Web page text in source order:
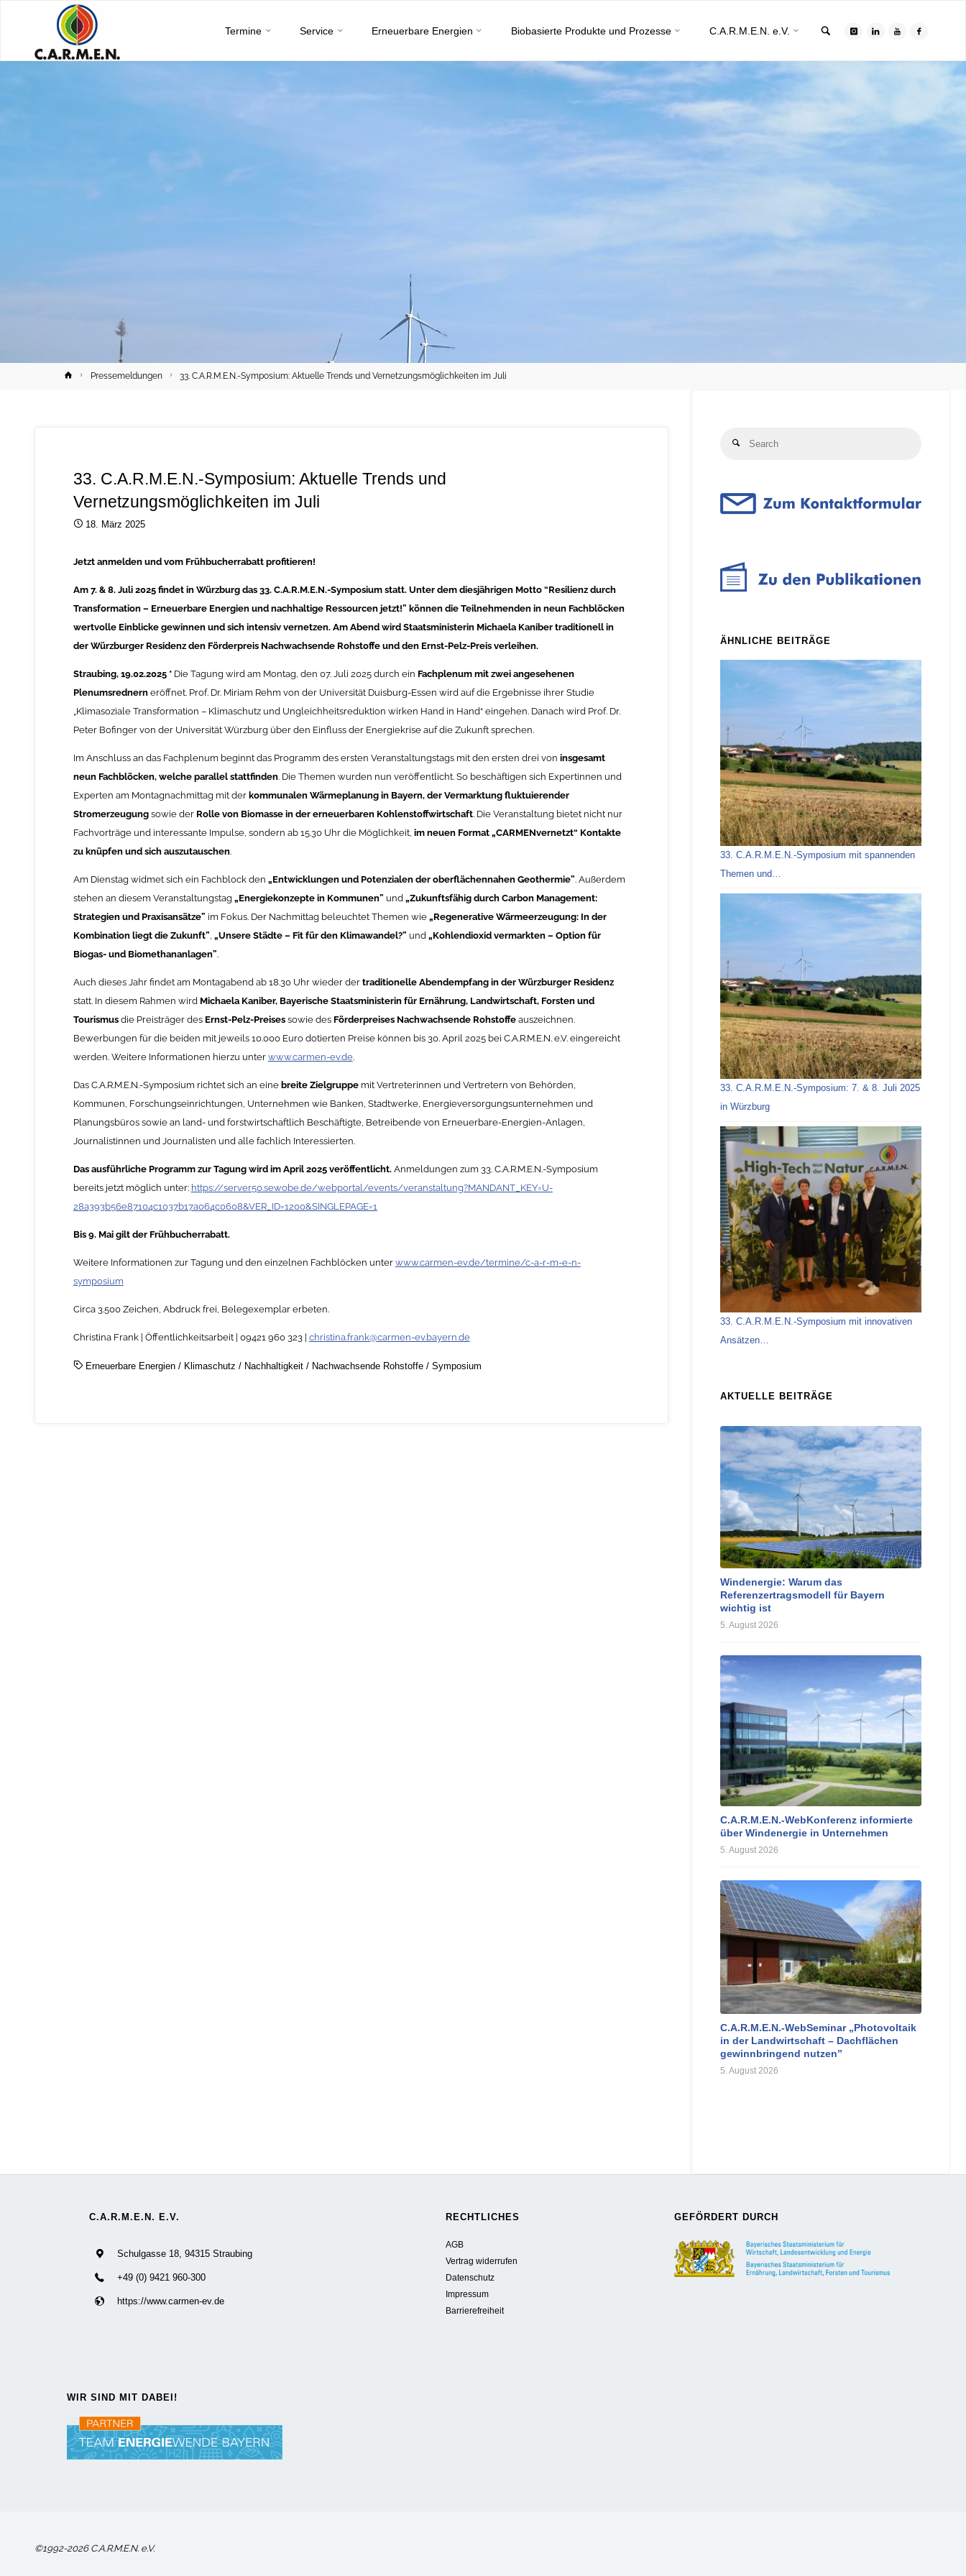
Termine Service Erneuerbare Energien Biobasierte Produkte und Prozesse C.A.R.M.E.N. e.V.
HomePressemeldungen 33. C.A.R.M.E.N.-Symposium: Aktuelle Trends und Vernetzungsmöglichkeiten im Juli
33. C.A.R.M.E.N.-Symposium: Aktuelle Trends und
Vernetzungsmöglichkeiten im Juli
18. März 2025
Jetzt anmelden und vom Frühbucherrabatt profitieren!
Am 7. & 8. Juli 2025 findet in Würzburg das 33. C.A.R.M.E.N.-Symposium statt. Unter dem diesjährigen Motto “Resilienz durch
Transformation – Erneuerbare Energien und nachhaltige Ressourcen jetzt!” können die Teilnehmenden in neun Fachblöcken
wertvolle Einblicke gewinnen und sich intensiv vernetzen. Am Abend wird Staatsministerin Michaela Kaniber traditionell in
der Würzburger Residenz den Förderpreis Nachwachsende Rohstoffe und den Ernst-Pelz-Preis verleihen.
Straubing, 19.02.2025 * Die Tagung wird am Montag, den 07. Juli 2025 durch ein Fachplenum mit zwei angesehenen
Plenumsrednerneröffnet. Prof. Dr. Miriam Rehm von der Universität Duisburg-Essen wird auf die Ergebnisse ihrer Studie
„Klimasoziale Transformation – Klimaschutz und Ungleichheitsreduktion wirken Hand in Hand“ eingehen. Danach wird Prof. Dr.
Peter Bofinger von der Universität Würzburg über den Einfluss der Energiekrise auf die Zukunft sprechen.
Im Anschluss an das Fachplenum beginnt das Programm des ersten Veranstaltungstags mit den ersten drei von insgesamt
neun Fachblöcken, welche parallel stattfinden. Die Themen wurden nun veröffentlicht. So beschäftigen sich Expertinnen und
Experten am Montagnachmittag mit derkommunalen Wärmeplanung in Bayern, der Vermarktung fluktuierender
Stromerzeugung sowie der Rolle von Biomasse in der erneuerbaren Kohlenstoffwirtschaft. Die Veranstaltung bietet nicht nur
Fachvorträge und interessante Impulse, sondern ab 15.30 Uhr die Möglichkeit, im neuen Format „CARMENvernetzt“ Kontakte
zu knüpfen und sich auszutauschen.
Am Dienstag widmet sich ein Fachblock den „Entwicklungen und Potenzialen der oberflächennahen Geothermie”. Außerdem
stehen an diesem Veranstaltungstag „Energiekonzepte in Kommunen” und „Zukunftsfähig durch Carbon Management:
Strategien und Praxisansätze” im Fokus. Der Nachmittag beleuchtet Themen wie „Regenerative Wärmeerzeugung: In der
Kombination liegt die Zukunft”, „Unsere Städte – Fit für den Klimawandel?” und „Kohlendioxid vermarkten – Option für
Biogas- und Biomethananlagen”.
Auch dieses Jahr findet am Montagabend ab 18.30 Uhr wieder der traditionelle Abendempfang in der Würzburger Residenz
statt. In diesem Rahmen wird Michaela Kaniber, Bayerische Staatsministerin für Ernährung, Landwirtschaft, Forsten und
Tourismusdie Preisträger des Ernst-Pelz-Preisessowie des Förderpreises Nachwachsende Rohstoffeauszeichnen.
Bewerbungen für die beiden mit jeweils 10.000 Euro dotierten Preise können bis 30. April 2025 bei C.A.R.M.E.N. e.V. eingereicht
werden. Weitere Informationen hierzu unter www.carmen-ev.de.
Das C.A.R.M.E.N.-Symposium richtet sich an eine breite Zielgruppemit Vertreterinnen und Vertretern von Behörden,
Kommunen, Forschungseinrichtungen, Unternehmen wie Banken, Stadtwerke, Energieversorgungsunternehmen und
Planungsbüros sowie an land- und forstwirtschaftlich Beschäftigte, Betreibende von Erneuerbare-Energien-Anlagen,
Journalistinnen und Journalisten und alle fachlich Interessierten.
Das ausführliche Programm zur Tagung wird im April 2025 veröffentlicht.Anmeldungen zum 33. C.A.R.M.E.N.-Symposium
bereits jetzt möglich unter: https://server50.sewobe.de/webportal/events/veranstaltung?MANDANT_KEY=U-
28a393b56e87104c1037b17a064c0608&VER_ID=1200&SINGLEPAGE=1
Bis 9. Mai gilt der Frühbucherrabatt.
Weitere Informationen zur Tagung und den einzelnen Fachblöcken unter www.carmen-ev.de/termine/c-a-r-m-e-n-
symposium
Circa 3.500 Zeichen, Abdruck frei, Belegexemplar erbeten.
Christina Frank | Öffentlichkeitsarbeit | 09421 960 323 | christina.frank@carmen-ev.bayern.de
Erneuerbare Energien/ Klimaschutz / Nachhaltigkeit/ Nachwachsende Rohstoffe/ Symposium
Search
ÄHNLICHE BEITRÄGE
33. C.A.R.M.E.N.-Symposium mit spannenden
Themen und…
33. C.A.R.M.E.N.-Symposium: 7. & 8. Juli 2025
in Würzburg
33. C.A.R.M.E.N.-Symposium mit innovativen
Ansätzen…
AKTUELLE BEITRÄGE
Windenergie: Warum das
Referenzertragsmodell für Bayern
wichtig ist
5. August 2026
C.A.R.M.E.N.-WebKonferenz informierte
über Windenergie in Unternehmen
5. August 2026
C.A.R.M.E.N.-WebSeminar „Photovoltaik
in der Landwirtschaft – Dachflächen
gewinnbringend nutzen”
5. August 2026
C.A.R.M.E.N. E.V.
Schulgasse 18, 94315 Straubing
+49 (0) 9421 960-300
https://www.carmen-ev.de
RECHTLICHES
AGB
Vertrag widerrufen
Datenschutz
Impressum
Barrierefreiheit
GEFÖRDERT DURCH
WIR SIND MIT DABEI!
©1992-2026 C.A.R.M.E.N. e.V.